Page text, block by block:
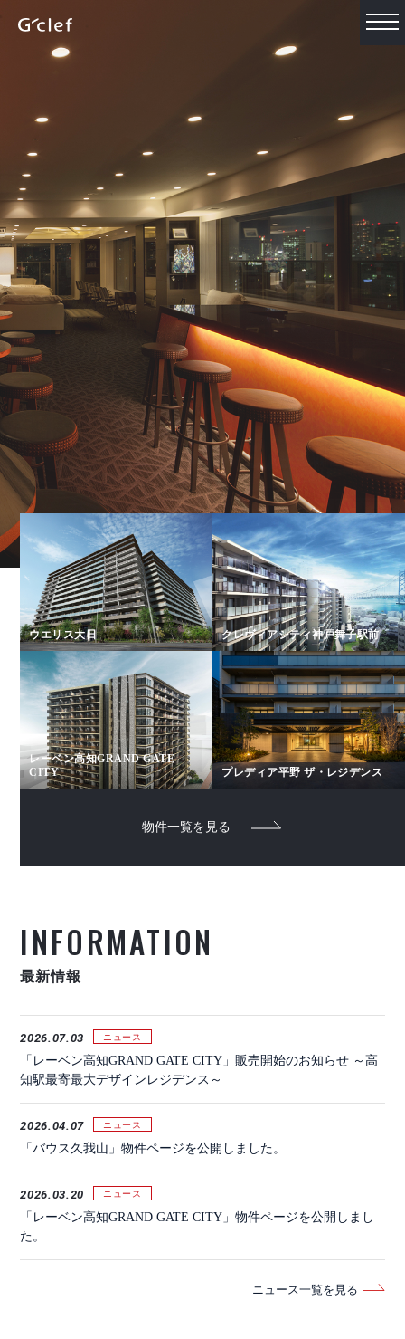
INFORMATION
最新情報
2026.07.03 ニュース
「レーベン高知GRAND GATE CITY」販売開始のお知らせ ～高
知駅最寄最大デザインレジデンス～
2026.04.07 ニュース
「バウス久我山」物件ページを公開しました。
2026.03.20 ニュース
「レーベン高知GRAND GATE CITY」物件ページを公開しまし
た。
ニュース一覧を見る
ウエリス大日 クレヴィアシティ神戸舞子駅前
レーベン高知GRAND GATE
CITY
プレディア平野 ザ・レジデンス
物件一覧を見る